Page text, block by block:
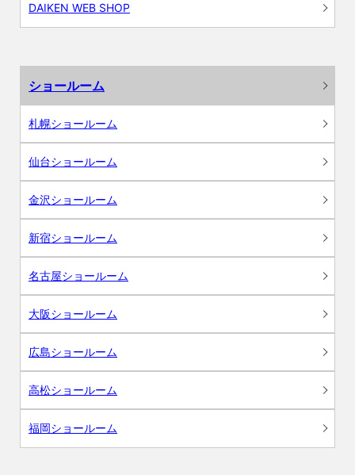
DAIKEN WEB SHOP
ショールーム
札幌ショールーム
仙台ショールーム
金沢ショールーム
新宿ショールーム
名古屋ショールーム
大阪ショールーム
広島ショールーム
高松ショールーム
福岡ショールーム